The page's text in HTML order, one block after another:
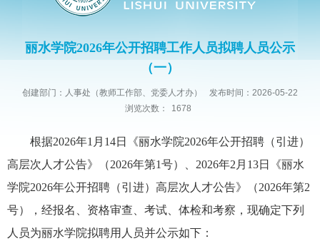
丽水学院2026年公开招聘工作人员拟聘人员公示
（一）
创建部门：人事处（教师工作部、党委人才办）
发布时间：2026-05-22
浏览次数：
1678
根据2026年1月14日《丽水学院2026年公开招聘（引进）
高层次人才公告》（2026年第1号）、2026年2月13日
《丽水
学院2026年公开招聘（引进）高层次人才公告》（2026年第2
号）
，经报名、资格审查、考试、体检和考察，现确定下列
人员为丽水学院拟聘用人员并公示如下：